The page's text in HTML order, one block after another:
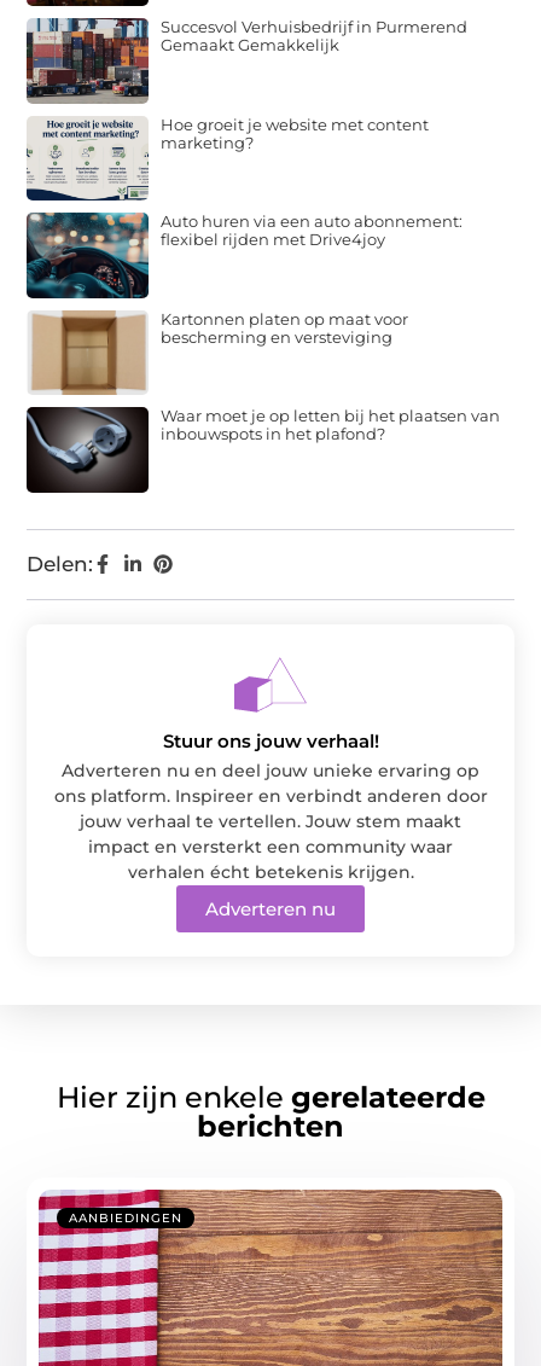
Delen:
Succesvol Verhuisbedrijf in Purmerend
Gemaakt Gemakkelijk
Hoe groeit je website met content
marketing?
Auto huren via een auto abonnement:
flexibel rijden met Drive4joy
Kartonnen platen op maat voor
bescherming en versteviging
Waar moet je op letten bij het plaatsen van
inbouwspots in het plafond?
Stuur ons jouw verhaal!
Adverteren nu en deel jouw unieke ervaring op
ons platform. Inspireer en verbindt anderen door
jouw verhaal te vertellen. Jouw stem maakt
impact en versterkt een community waar
verhalen écht betekenis krijgen.
Adverteren nu
Hier zijn enkele gerelateerde
berichten
AANBIEDINGEN